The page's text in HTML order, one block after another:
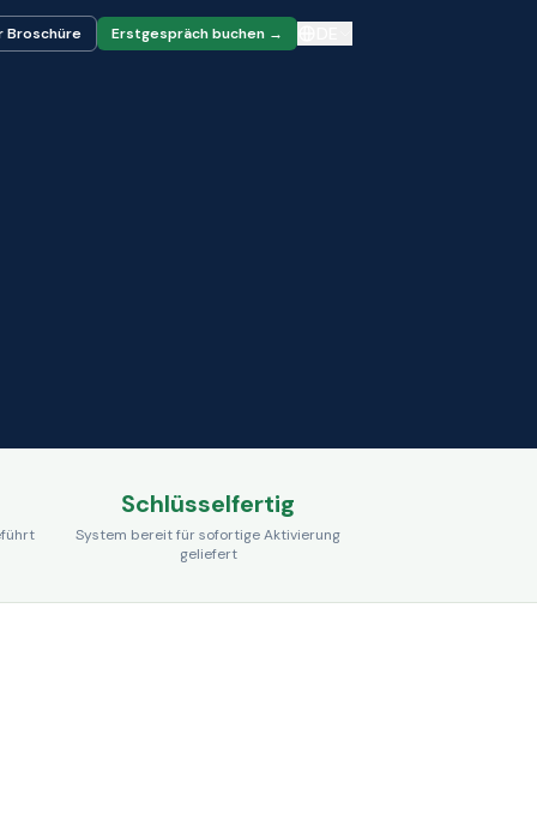
Broschüre Erstgespräch buchen →
Schlüsselfertig
System bereit für sofortige Aktivierung
geliefert